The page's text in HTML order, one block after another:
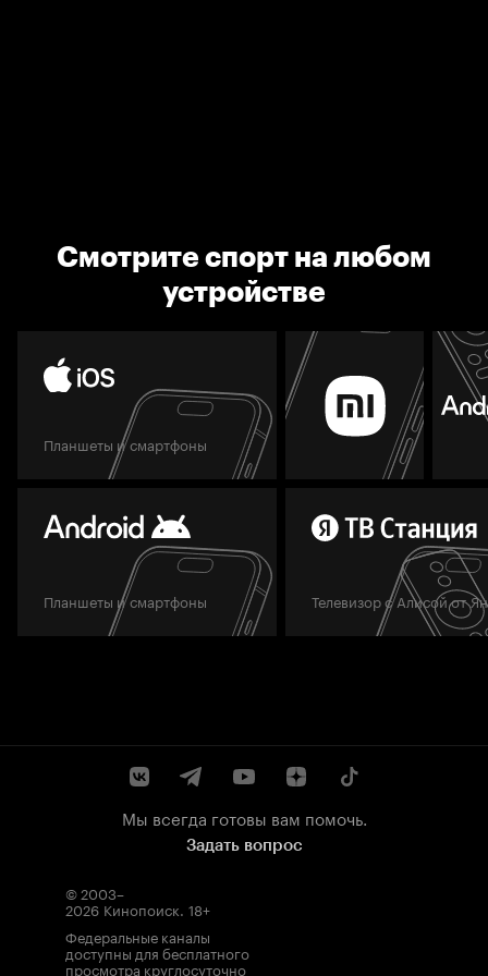
Смотрите спорт на любом
устройстве
Планшеты и смартфоны
Планшеты и смартфоны Телевизор с Алисой от
Мы всегда готовы вам помочь.
Задать вопрос
© 2003–
2026 Кинопоиск. 18+
Федеральные каналы
доступны для бесплатного
просмотра круглосуточно